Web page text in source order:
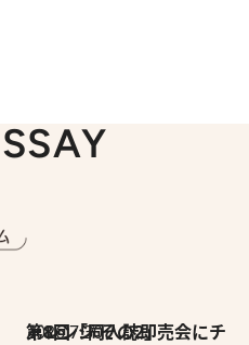
2026.7.30
第8回「同人誌即売会にチャレンジ その2」